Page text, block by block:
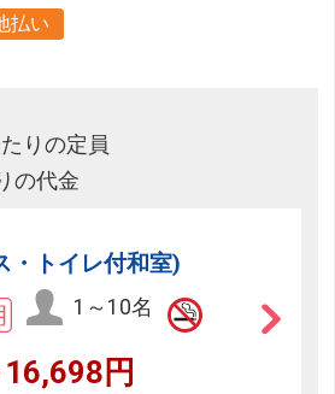
払い
りの定員
の代金
・トイレ付和室)
1～10名
円